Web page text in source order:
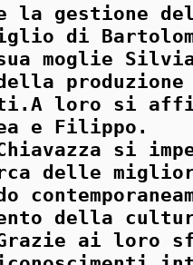
la gestione
di
moglie
loro si
e Filippo.
si
delle
della
ai loro